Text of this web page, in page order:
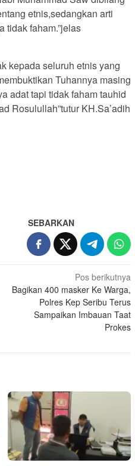
etnis,sedangkan arti
tidak faham.”jelas
kepada seluruh etnis yang
Tuhannya masing
adat tapi tidak faham tauhid
Rosulullah”tutur KH.Sa’adih
SEBARKAN
Pos berikutnya
Bagikan 400 masker Ke Warga,
Polres Kep Seribu Terus
Sampaikan Imbauan Taat
Prokes